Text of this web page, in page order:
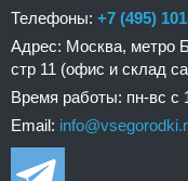
Телефоны: +7 (495)
Адрес: Москва, метро
стр 11 (офис и склад
Время работы: пн-вс с
Email: